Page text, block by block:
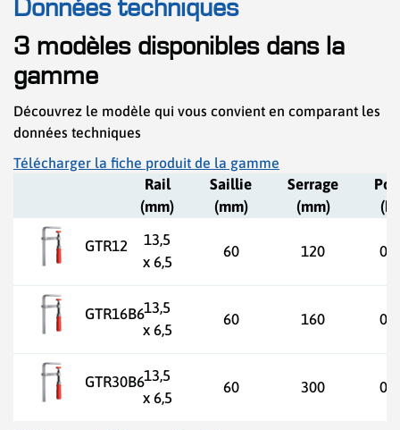
Données techniques
3 modèles disponibles dans la
gamme
Découvrez le modèle qui vous convient en comparant les
données techniques
Télécharger la fiche produit de la gamme
Rail
(mm)
Saillie
(mm)
Serrage
(mm)
GTR12
13,5
x 6,5
60 120
GTR16B613,5
x 6,5
60 160
GTR30B613,5
x 6,5
60 300